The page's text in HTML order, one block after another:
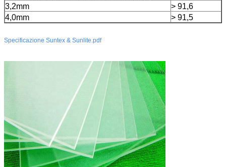
3,2mm
> 91,6
4,0mm
> 91,5
Specificazione Suntex & Sunlite.pdf